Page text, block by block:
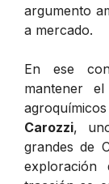
argumento
a mercado.
En ese
mantener
Carozzi,
grandes de